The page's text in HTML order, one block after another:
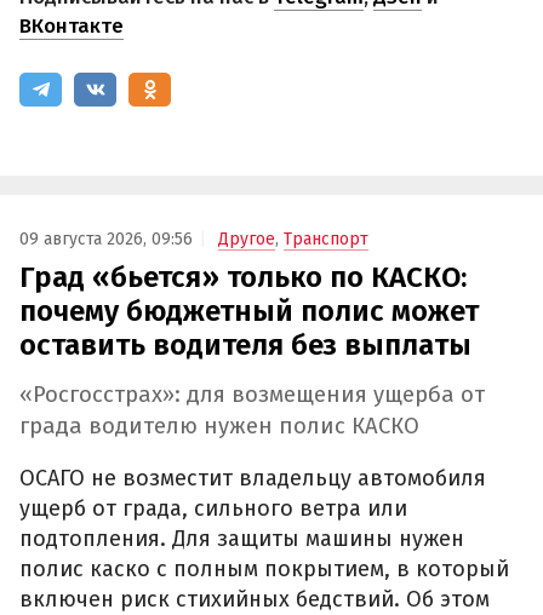
ВКонтакте
09 августа 2026, 09:56 Другое, Транспорт
Град «бьется» только по КАСКО:
почему бюджетный полис может
оставить водителя без выплаты
«Росгосстрах»: для возмещения ущерба от
града водителю нужен полис КАСКО
ОСАГО не возместит владельцу автомобиля
ущерб от града, сильного ветра или
подтопления. Для защиты машины нужен
полис каско с полным покрытием, в который
включен риск стихийных бедствий. Об этом